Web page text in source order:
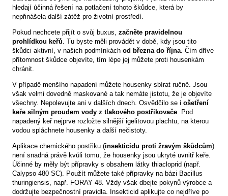
hledají účinná řešení na potlačení tohoto škůdce, která by
nepřinášela další zátěž pro životní prostředí.
Pokud nechcete přijít o svůj buxus, začněte pravidelnou
prohlídkou keřů . Tu byste měli provádět v době, kdy jsou tito
škůdci aktivní, v našich podmínkách od března do října . Čím dříve
přítomnost škůdce objevíte, tím lépe jej můžete proti housenkám
chránit.
V případě menšího napadení můžete housenky sbírat ručně. Jsou
však velmi dovedně maskované a tak nemáte jistotu, že je objevíte
všechny. Nepolevujte ani v dalších dnech. Osvědčilo se i ošetření
keře silným proudem vody z tlakového postřikovače . Pod
napadený keř nejprve rozložte silnější igelitovou plachtu, na kterou
vodou spláchnete housenky a další nečistoty.
Aplikace chemického postřiku (insekticidu proti žravým škůdcům)
není snadná právě kvůli tomu, že housenky jsou ukryté uvnitř keře.
Účinné by měly být přípravky s obsahem látky thiacloprid (např.
Calypso 480 SC). Použít můžete také přípravky na bázi Bacillus
thuringiensis, např. FORAY 48. Vždy však dbejte pokynů výrobce a
dodržujte bezpečnostní pravidla. Insekticid aplikujte co nejdříve po